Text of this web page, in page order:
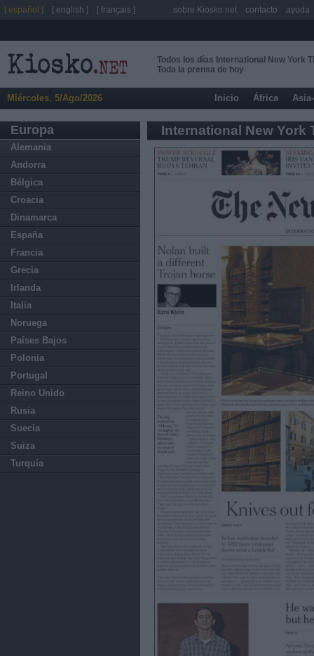
Todos los días International New York
Toda la prensa de hoy
Miércoles, 5/Ago/2026 Inicio África
Europa
Alemania
Andorra
Bélgica
Croacia
Dinamarca
España
Francia
Grecia
Irlanda
Italia
Noruega
Países Bajos
Polonia
Portugal
Reino Unido
Rusia
Suecia
Suiza
Turquía
International New York
[ español ] [ english ] [ français ] sobre Kiosko.net contacto ayuda